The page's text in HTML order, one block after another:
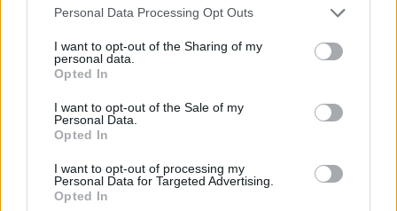
Please note that this website/app uses one or more Google
not limited to your visit or usage behaviour. You may click to
grant or deny consent to Google and its third-party tags to
use your data for below specified purposes in below Google
consent section.
Personal Data Processing Opt Outs
I want to opt-out of the Sharing of my
personal data.
Opted In
I want to opt-out of the Sale of my
Personal Data.
Opted In
I want to opt-out of processing my
Personal Data for Targeted Advertising.
Opted In
„Pecco aztán egy kicsit elnyúlt, de három kör után
például a 8-as kanyarban és egy kicsit az utolsóban” –
mondta Miller. „Amikor Enea elment és rávetette magát
Peccóra, rájöttem: ‘Most megint ez történik!’. De aztán
Pecco ismét átvette a vezetést, ezt láttam. Fekete vonalat
aztán Pecco ott kicsúszott. Kár, ma hármas győzelmet
szerezhettünk volna a Ducati számára. Nem így kellett